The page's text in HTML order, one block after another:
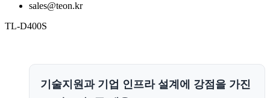
sales@teon.kr
TL-D400S
기술지원과 기업 인프라 설계에 강점을 가진